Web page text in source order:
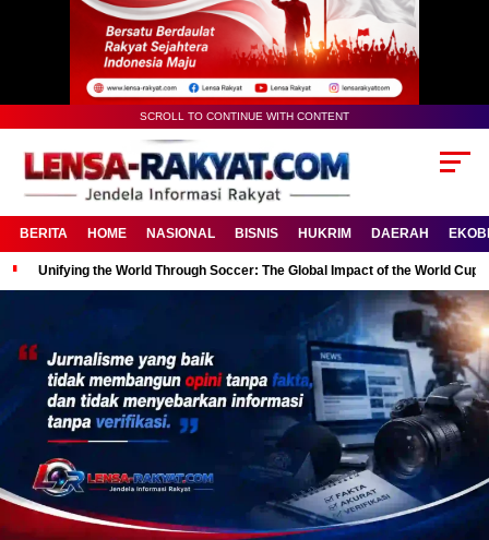
SCROLL TO CONTINUE WITH CONTENT
BERITA HOME NASIONAL BISNIS HUKRIM DAERAH
Unifying the World Through Soccer: The Global Impact of the World Cup